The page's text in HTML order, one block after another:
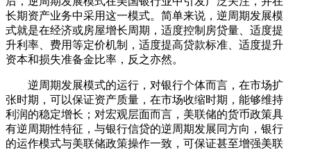
长期资产业务中采用这一模式。简单来说，逆周期发展模
式就是在经济或房屋增长周期，适度控制房贷量、适度提
升利率、费用等定价机制，适度提高贷款标准、适度提升
资本和损失准备金比率，反之亦然。
逆周期发展模式的运行，对银行个体而言，在市场扩
张时期，可以保证资产质量，在市场收缩时期，能够维持
利润的稳定增长；对宏观层面而言，美联储的货币政策具
有逆周期性特征，与银行信贷的逆周期发展同方向，银行
的运作模式与美联储政策操作一致，可保证甚至增强美联